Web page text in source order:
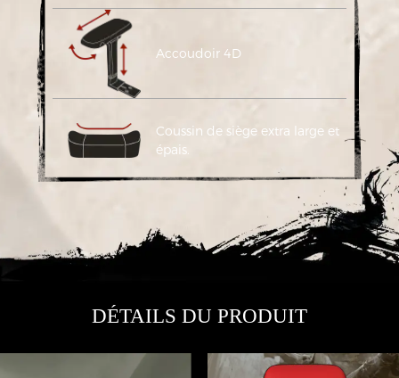
Accoudoir 4D
Coussin de siège extra large et
épais.
DÉTAILS DU PRODUIT